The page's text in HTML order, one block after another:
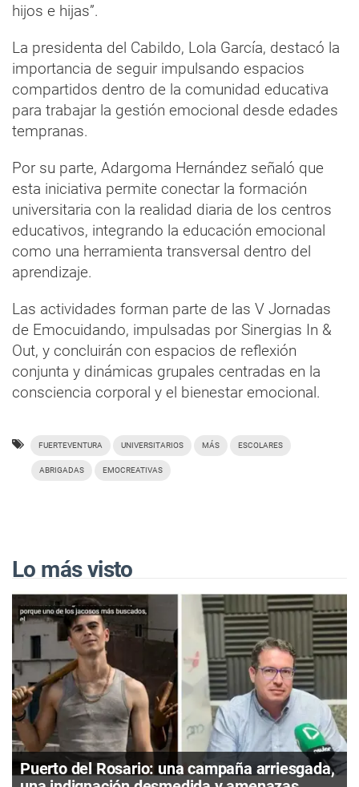
hijos e hijas”.
La presidenta del Cabildo, Lola García, destacó la
importancia de seguir impulsando espacios
compartidos dentro de la comunidad educativa
para trabajar la gestión emocional desde edades
tempranas.
Por su parte, Adargoma Hernández señaló que
esta iniciativa permite conectar la formación
universitaria con la realidad diaria de los centros
educativos, integrando la educación emocional
como una herramienta transversal dentro del
aprendizaje.
Las actividades forman parte de las V Jornadas
de Emocuidando, impulsadas por Sinergias In &
Out, y concluirán con espacios de reflexión
conjunta y dinámicas grupales centradas en la
consciencia corporal y el bienestar emocional.
FUERTEVENTURA UNIVERSITARIOS MÁS ESCOLARES
ABRIGADAS EMOCREATIVAS
Lo más visto
Puerto del Rosario: una campaña arriesgada,